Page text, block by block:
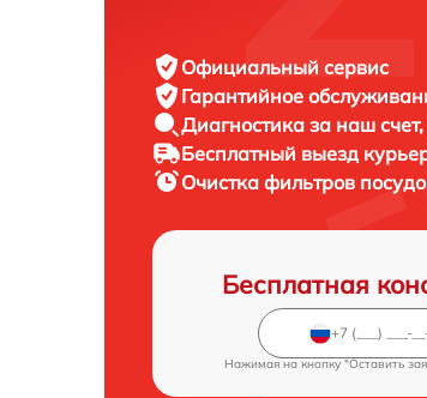
Официальный сервис
Гарантийное
Диагностика за наш счет,
Бесплатный выезд
Очистка фильтров
Бесплатная
Нажимая на кнопку "Оставить